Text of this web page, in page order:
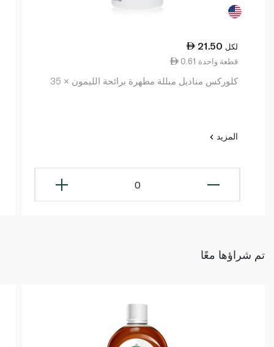
21.50 لكل
0.61 قطعة واحدة
كلوركس مناديل مبللة مطهرة برائحة الليمون × 35
المزيد
0
تم شراؤها معًا